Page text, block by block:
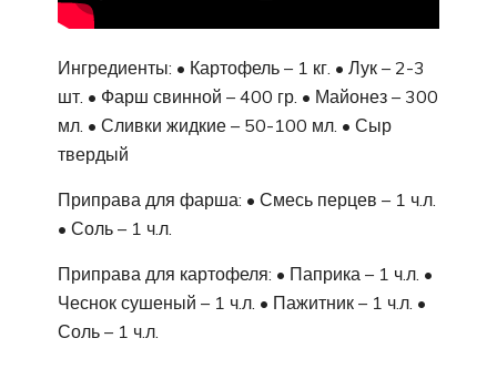
Ингредиенты: • Картофель – 1 кг. • Лук – 2-3
шт. • Фарш свинной – 400 гр. • Майонез – 300
мл. • Сливки жидкие – 50-100 мл. • Сыр
твердый
Приправа для фарша: • Смесь перцев – 1 ч.л.
• Соль – 1 ч.л.
Приправа для картофеля: • Паприка – 1 ч.л. •
Чеснок сушеный – 1 ч.л. • Пажитник – 1 ч.л. •
Соль – 1 ч.л.